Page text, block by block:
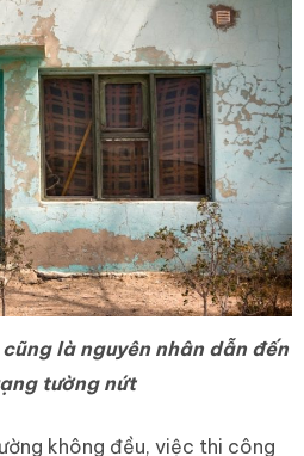
là nguyên nhân dẫn đến
tường nứt
không đều, việc thi công